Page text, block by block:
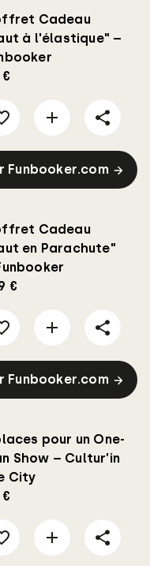
Cadeau
à l'élastique" –
Funbooker.com
Cadeau
en Parachute"
€
Funbooker.com
pour un One-
Show – Cultur’in
City